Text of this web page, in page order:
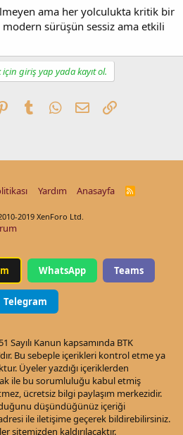
ama her yolculukta kritik bir
modern sürüşün sessiz ama etkili
için giriş yap yada kayıt ol.
PinterestTumblrWhatsApp
E-postaLink
Yardım Anasayfa
R
2019 XenForo Ltd.
WhatsApp Teams
Telegram
Sayılı Kanun kapsamında BTK
Bu sebeple içerikleri kontrol etme ya
Üyeler yazdığı içeriklerden
ile bu sorumluluğu kabul etmiş
ücretsiz bilgi paylaşım merkezidir.
düşündüğünüz içeriği
ile iletişime geçerek bildirebilirsiniz.
sitemizden kaldırılacaktır.